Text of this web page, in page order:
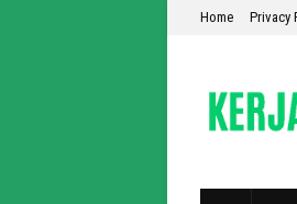
Home Privacy